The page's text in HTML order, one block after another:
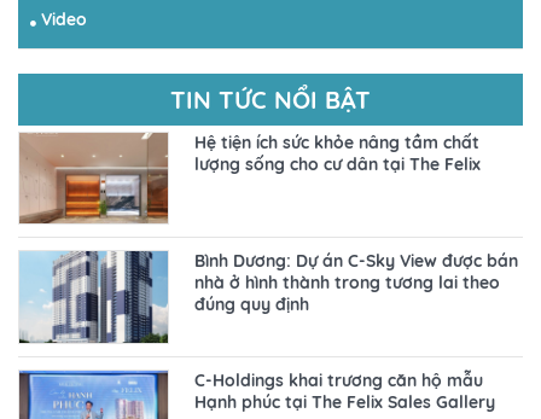
Video
TIN TỨC NỔI BẬT
Hệ tiện ích sức khỏe nâng tầm chất
lượng sống cho cư dân tại The Felix
Bình Dương: Dự án C-Sky View được bán
nhà ở hình thành trong tương lai theo
đúng quy định
C-Holdings khai trương căn hộ mẫu
Hạnh phúc tại The Felix Sales Gallery